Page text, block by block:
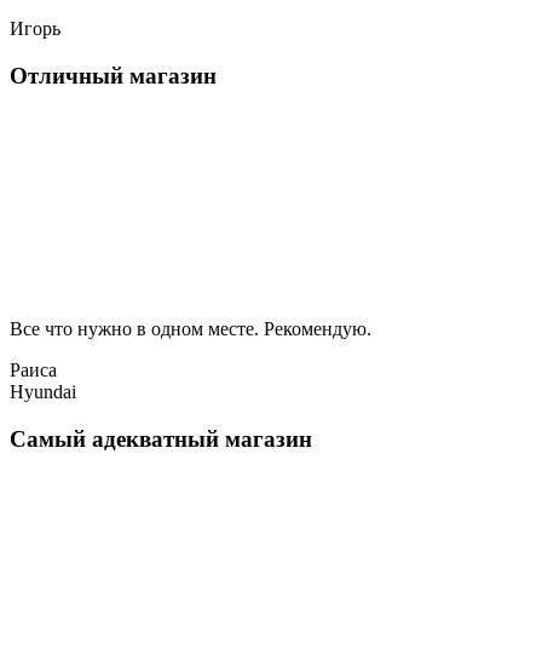
Игорь
Отличный магазин
Все что нужно в одном месте. Рекомендую.
Раиса
Hyundai
Самый адекватный магазин